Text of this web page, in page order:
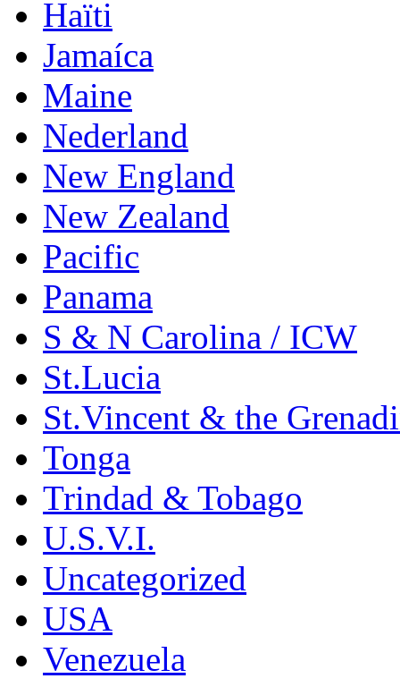
Haïti
Jamaíca
Maine
Nederland
New England
New Zealand
Pacific
Panama
S & N Carolina / ICW
St.Lucia
St.Vincent & the
Tonga
Trindad & Tobago
U.S.V.I.
Uncategorized
USA
Venezuela